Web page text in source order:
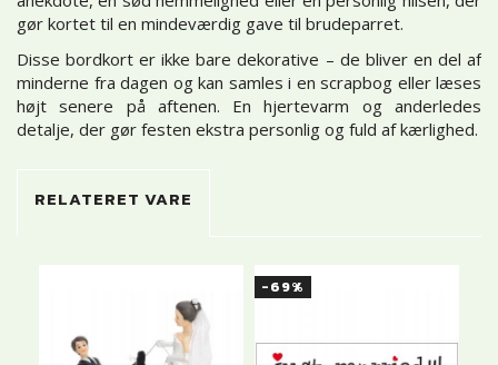
gør kortet til en mindeværdig gave til brudeparret.
Disse bordkort er ikke bare dekorative – de bliver en del af
minderne fra dagen og kan samles i en scrapbog eller læses
højt senere på aftenen. En hjertevarm og anderledes
detalje, der gør festen ekstra personlig og fuld af kærlighed.
RELATERET VARE
-69%